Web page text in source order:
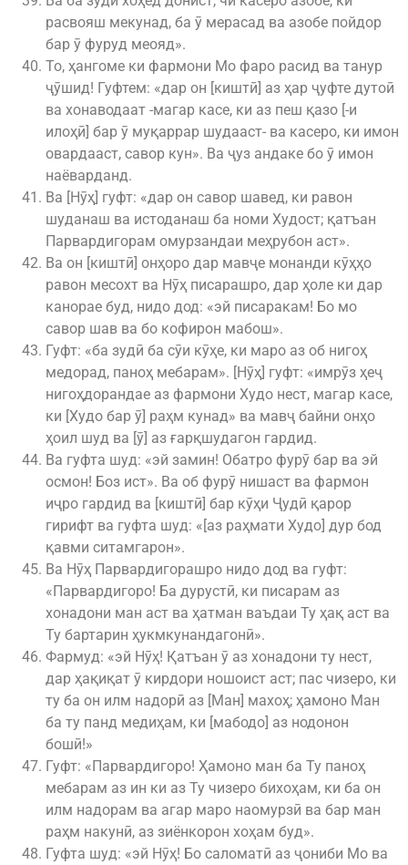
расвояш мекунад, ба ӯ мерасад ва азобе пойдор
бар ӯ фуруд меояд».
То, ҳангоме ки фармони Мо фаро расид ва танур
ҷӯшид! Гуфтем: «дар он [киштӣ] аз ҳар ҷуфте дутоӣ
ва хонаводаат -магар касе, ки аз пеш қазо [-и
илоҳӣ] бар ӯ муқаррар шудааст- ва касеро, ки имон
овардааст, савор кун». Ва ҷуз андаке бо ӯ имон
наёварданд.
Ва [Нӯҳ] гуфт: «дар он савор шавед, ки равон
шуданаш ва истоданаш ба номи Худост; қатъан
Парвардигорам омурзандаи меҳрубон аст».
Ва он [киштӣ] онҳоро дар мавҷе монанди кӯҳҳо
равон месохт ва Нӯҳ писарашро, дар ҳоле ки дар
канорае буд, нидо дод: «эй писаракам! Бо мо
савор шав ва бо кофирон мабош».
Гуфт: «ба зудӣ ба сӯи кӯҳе, ки маро аз об нигоҳ
медорад, паноҳ мебарам». [Нӯҳ] гуфт: «имрӯз ҳеҷ
нигоҳдорандае аз фармони Худо нест, магар касе,
ки [Худо бар ӯ] раҳм кунад» ва мавҷ байни онҳо
ҳоил шуд ва [ӯ] аз ғарқшудагон гардид.
Ва гуфта шуд: «эй замин! Обатро фурӯ бар ва эй
осмон! Боз ист». Ва об фурӯ нишаст ва фармон
иҷро гардид ва [киштӣ] бар кӯҳи Ҷудӣ қарор
гирифт ва гуфта шуд: «[аз раҳмати Худо] дур бод
қавми ситамгарон».
Ва Нӯҳ Парвардигорашро нидо дод ва гуфт:
«Парвардигоро! Ба дурустӣ, ки писарам аз
хонадони ман аст ва ҳатман ваъдаи Ту ҳақ аст ва
Ту бартарин ҳукмкунандагонӣ».
Фармуд: «эй Нӯҳ! Қатъан ӯ аз хонадони ту нест,
дар ҳақиқат ӯ кирдори ношоист аст; пас чизеро, ки
ту ба он илм надорӣ аз [Ман] махоҳ; ҳамоно Ман
ба ту панд медиҳам, ки [мабодо] аз нодонон
бошӣ!»
Гуфт: «Парвардигоро! Ҳамоно ман ба Ту паноҳ
мебарам аз ин ки аз Ту чизеро бихоҳам, ки ба он
илм надорам ва агар маро наомурзӣ ва бар ман
раҳм накунӣ, аз зиёнкорон хоҳам буд».
Гуфта шуд: «эй Нӯҳ! Бо саломатӣ аз ҷониби Мо ва